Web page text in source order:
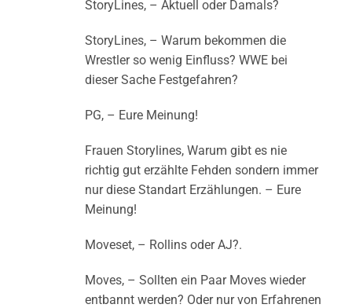
StoryLines, – Aktuell oder Damals?
StoryLines, – Warum bekommen die
Wrestler so wenig Einfluss? WWE bei
dieser Sache Festgefahren?
PG, – Eure Meinung!
Frauen Storylines, Warum gibt es nie
richtig gut erzählte Fehden sondern immer
nur diese Standart Erzählungen. – Eure
Meinung!
Moveset, – Rollins oder AJ?.
Moves, – Sollten ein Paar Moves wieder
entbannt werden? Oder nur von Erfahrenen